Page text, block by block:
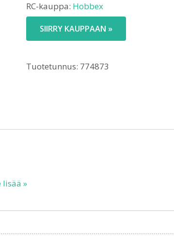
RC-kauppa: Hobbex
SIIRRY KAUPPAAN »
Tuotetunnus: 774873
lisää »